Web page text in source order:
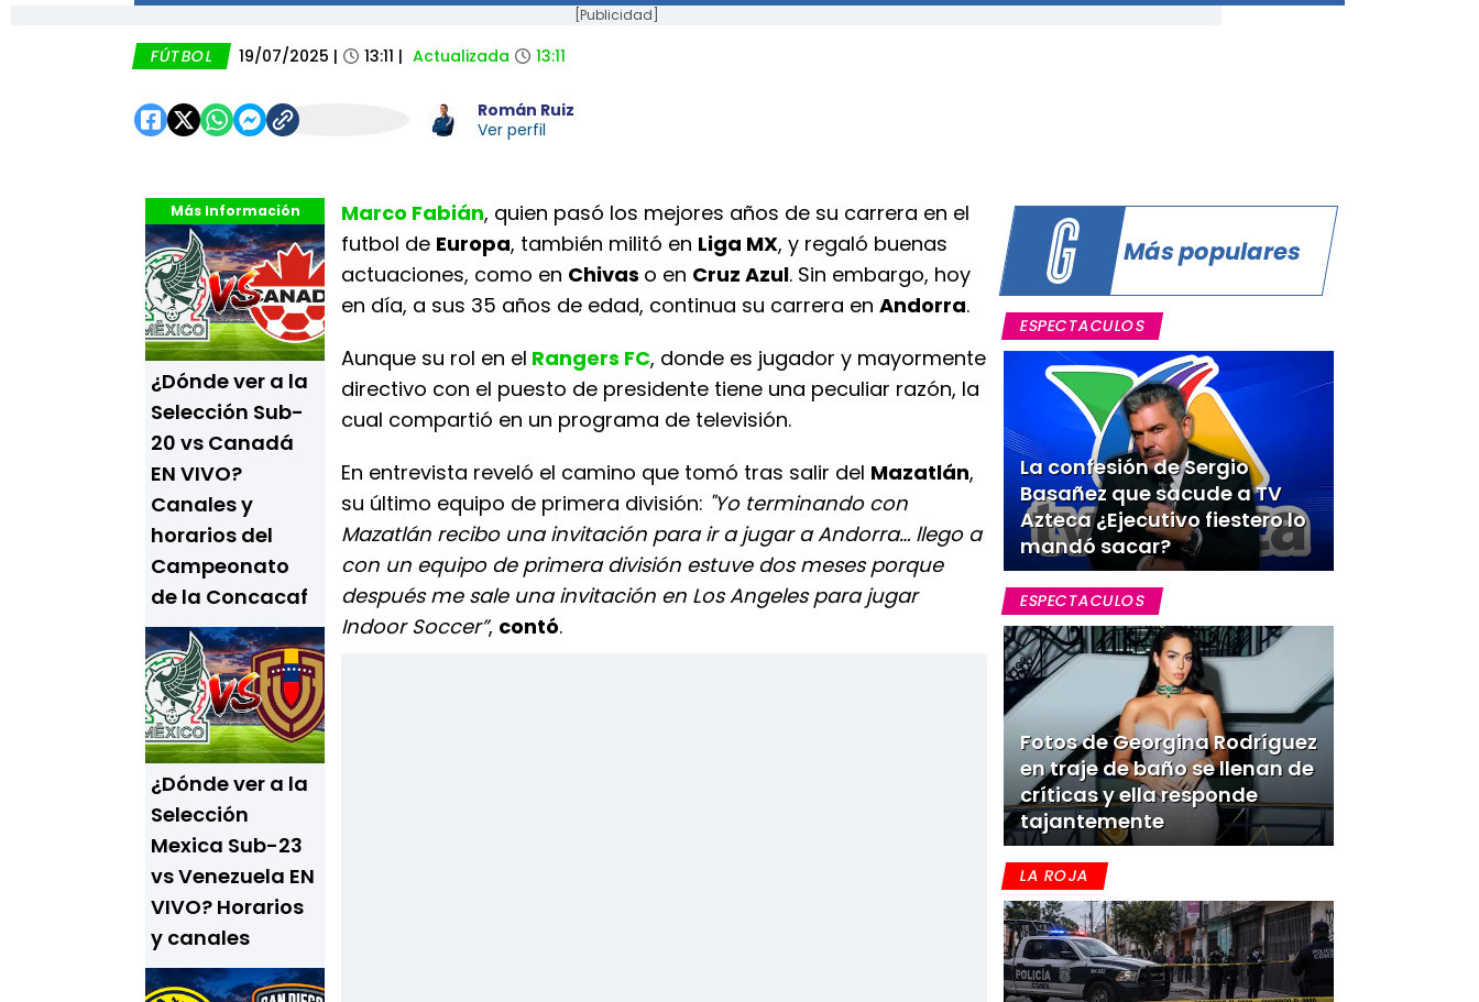
[Publicidad]
FÚTBOL 19/07/2025 | 13:11 | Actualizada 13:11
Román Ruiz
Ver perfil
Más Información
¿Dónde ver a la
Selección Sub-
20 vs Canadá
EN VIVO?
Canales y
horarios del
Campeonato
de la Concacaf
¿Dónde ver a la
Selección
Mexica Sub-23
vs Venezuela EN
VIVO? Horarios
y canales
Marco Fabián, quien pasó los mejores años de su carrera en el
futbol de Europa, también militó en Liga MX, y regaló buenas
actuaciones, como en Chivas o en Cruz Azul. Sin embargo, hoy
en día, a sus 35 años de edad, continua su carrera en Andorra.
Aunque su rol en el Rangers FC, donde es jugador y mayormente
directivo con el puesto de presidente tiene una peculiar razón, la
cual compartió en un programa de televisión.
En entrevista reveló el camino que tomó tras salir del Mazatlán,
su último equipo de primera división: "Yo terminando con
Mazatlán recibo una invitación para ir a jugar a Andorra… llego a
con un equipo de primera división estuve dos meses porque
después me sale una invitación en Los Angeles para jugar
Indoor Soccer”, contó.
Más populares
ESPECTACULOS
La confesión de Sergio
Basañez que sacude a TV
Azteca ¿Ejecutivo fiestero lo
mandó sacar?
ESPECTACULOS
Fotos de Georgina Rodríguez
en traje de baño se llenan de
críticas y ella responde
tajantemente
LA ROJA